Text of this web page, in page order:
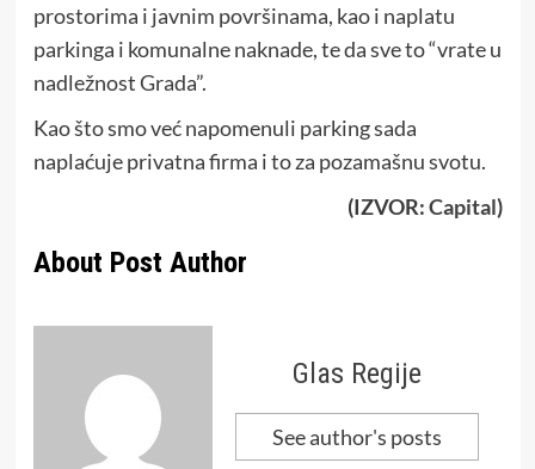
prostorima i javnim površinama, kao i naplatu
parkinga i komunalne naknade, te da sve to “vrate u
nadležnost Grada”.
Kao što smo već napomenuli parking sada
naplaćuje privatna firma i to za pozamašnu svotu.
(IZVOR:Capital)
About Post Author
Glas Regije
See author's posts